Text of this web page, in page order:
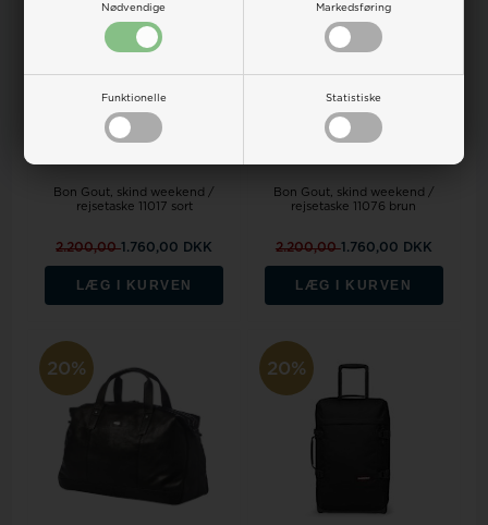
Nødvendige Markedsføring
Funktionelle Statistiske
På lager
Bon Gout, skind weekend /
rejsetaske 11017 sort
2.200,001.760,00 DKK
LÆG I KURVEN
På lager
Bon Gout, skind weekend /
rejsetaske 11076 brun
2.200,001.760,00 DKK
LÆG I KURVEN
20% 20%